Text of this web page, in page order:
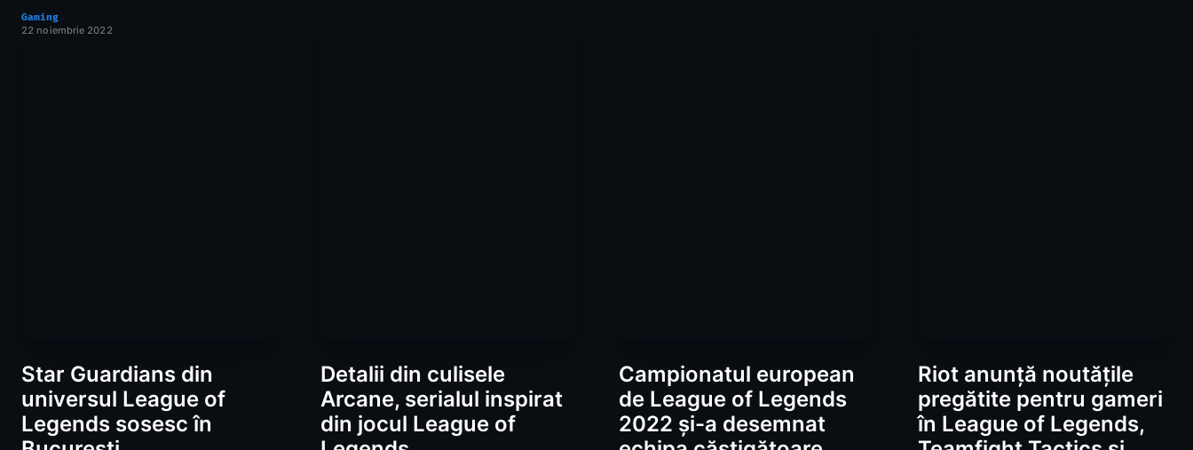
Gaming
22 noiembrie 2022
Star Guardians din
universul League of
Legends sosesc în
Detalii din culisele
Arcane, serialul inspirat
din jocul League of
Campionatul european
de League of Legends
2022 și-a desemnat
Riot anunță noutățile
pregătite pentru gameri
în League of Legends,